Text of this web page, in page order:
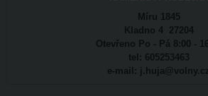
Míru 1845
Kladno 4 27204
Otevřeno Po - Pá 8:00 -
tel: 605253463
e-mail: